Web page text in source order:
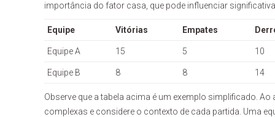
importância do fator casa, que pode influenciar
Equipe Vitórias Empates
Equipe A 15 5 10
Equipe B 8 8 14
Observe que a tabela acima é um exemplo simplificado.
complexas e considere o contexto de cada partida. Uma